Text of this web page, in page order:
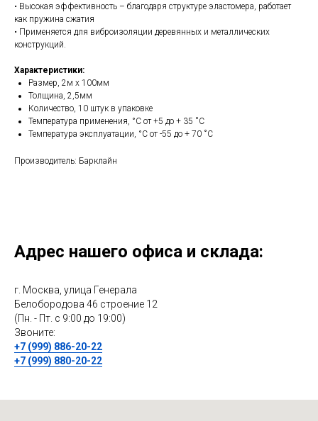
• Высокая эффективность – благодаря структуре эластомера, работает
как пружина сжатия
• Применяется для виброизоляции деревянных и металлических
конструкций.
Характеристики:
Размер, 2м х 100мм
Толщина, 2,5мм
Количество, 10 штук в упаковке
Температура применения, °С от +5 до + 35 ˚С
Температура эксплуатации, °С от -55 до + 70 ˚С
Производитель: Барклайн
Адрес нашего офиса и склада:
г. Москва, улица Генерала
Белобородова 46 строение 12
(Пн. - Пт. с 9:00 до 19:00)
Звоните:
+7 (999) 886-20-22
+7 (999) 880-20-22